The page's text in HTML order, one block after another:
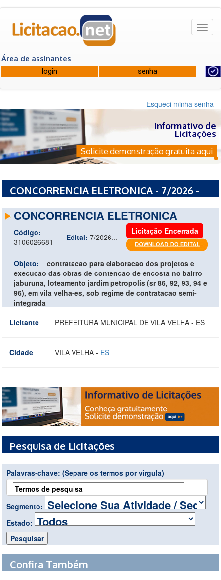
Área de assinantes
Esqueci minha senha
Informativo de
Licitações
Solicite demonstração gratuita aqui
CONCORRENCIA ELETRONICA - 7/2026 -
CONCORRENCIA ELETRONICA
Código:
3106026681
Edital: 7/2026...
Licitação Encerrada
Objeto:
contratacao para elaboracao dos projetos e
execucao das obras de contencao de encosta no bairro
jaburuna, loteamento jardim petropolis (sr 86, 92, 93, 94 e
96), em vila velha-es, sob regime de contratacao semi-
integrada
Licitante
PREFEITURA MUNICIPAL DE VILA VELHA - ES
Cidade VILA VELHA - ES
Pesquisa de Licitações
Palavras-chave: (Separe os termos por virgula)
Segmento:
Estado:
Confira Também